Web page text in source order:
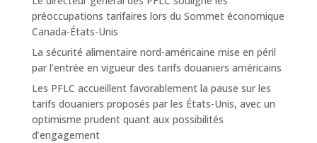
préoccupations tarifaires lors du Sommet économique
Canada-États-Unis
La sécurité alimentaire nord-américaine mise en péril
par l’entrée en vigueur des tarifs douaniers américains
Les PFLC accueillent favorablement la pause sur les
tarifs douaniers proposés par les États-Unis, avec un
optimisme prudent quant aux possibilités
d’engagement